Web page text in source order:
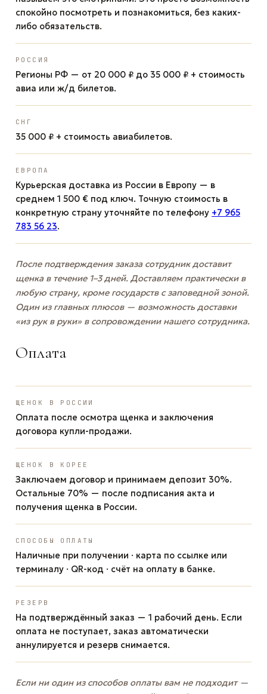
спокойно посмотреть и познакомиться, без каких-
либо обязательств.
РОССИЯ
Регионы РФ — от 20 000 ₽ до 35 000 ₽ + стоимость
авиа или ж/д билетов.
СНГ
35 000 ₽ + стоимость авиабилетов.
ЕВРОПА
Курьерская доставка из России в Европу — в
среднем 1 500 € под ключ. Точную стоимость в
конкретную страну уточняйте по телефону +7 965
783 56 23.
После подтверждения заказа сотрудник доставит
щенка в течение 1–3 дней. Доставляем практически в
любую страну, кроме государств с заповедной зоной.
Один из главных плюсов — возможность доставки
«из рук в руки» в сопровождении нашего сотрудника.
Оплата
ЩЕНОК В РОССИИ
Оплата после осмотра щенка и заключения
договора купли-продажи.
ЩЕНОК В КОРЕЕ
Заключаем договор и принимаем депозит 30%.
Остальные 70% — после подписания акта и
получения щенка в России.
СПОСОБЫ ОПЛАТЫ
Наличные при получении · карта по ссылке или
терминалу · QR-код · счёт на оплату в банке.
РЕЗЕРВ
На подтверждённый заказ — 1 рабочий день. Если
оплата не поступает, заказ автоматически
аннулируется и резерв снимается.
Если ни один из способов оплаты вам не подходит —